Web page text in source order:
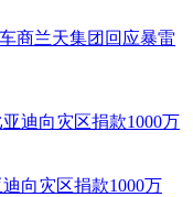
商兰天集团回应暴雷
向灾区捐款1000万